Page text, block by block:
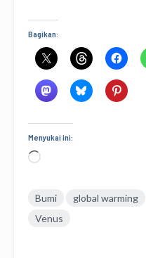
Bagikan:
Menyukai ini:
Memuat...
Bumi global warming
Venus